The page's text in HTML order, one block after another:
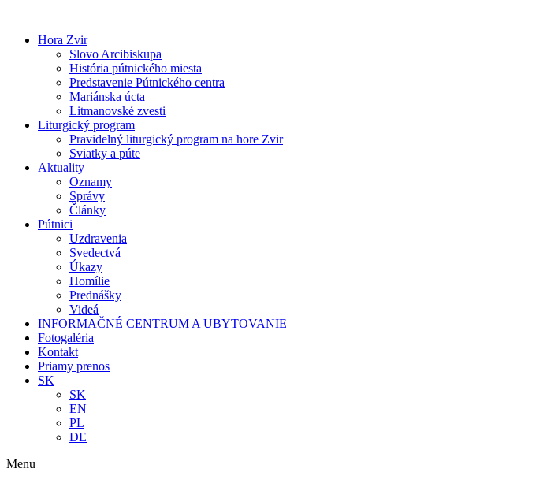
obsah
Hora Zvir
Slovo Arcibiskupa
História pútnického miesta
Predstavenie Pútnického centra
Mariánska úcta
Litmanovské zvesti
Liturgický program
Pravidelný liturgický program na hore Zvir
Sviatky a púte
Aktuality
Oznamy
Správy
Články
Pútnici
Uzdravenia
Svedectvá
Úkazy
Homílie
Prednášky
Videá
INFORMAČNÉ CENTRUM A UBYTOVANIE
Fotogaléria
Kontakt
Priamy prenos
SK
SK
EN
PL
DE
Menu